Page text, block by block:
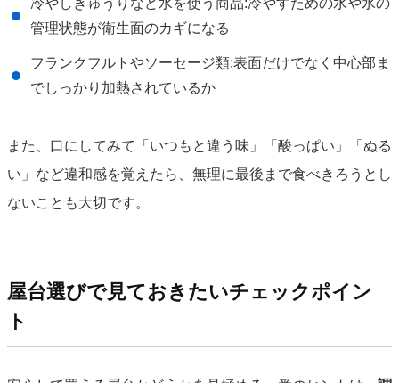
冷やしきゅうりなど水を使う商品:冷やすための水や氷の
管理状態が衛生面のカギになる
フランクフルトやソーセージ類:表面だけでなく中心部ま
でしっかり加熱されているか
また、口にしてみて「いつもと違う味」「酸っぱい」「ぬる
い」など違和感を覚えたら、無理に最後まで食べきろうとし
ないことも大切です。
屋台選びで見ておきたいチェックポイン
ト